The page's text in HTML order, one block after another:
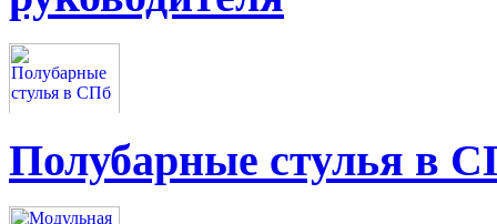
Полубарные стулья в